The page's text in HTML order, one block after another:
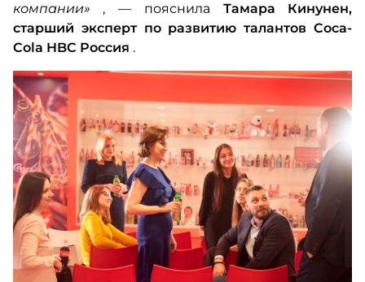
компании» , — пояснила Тамара Кинунен,
старший эксперт по развитию талантов Coca-
Cola HBC Россия .